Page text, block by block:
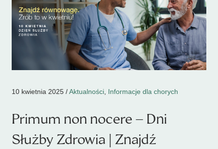
10 kwietnia 2025 /Aktualności Informacje dla chorych
Primum non nocere – Dni
Służby Zdrowia | Znajdź